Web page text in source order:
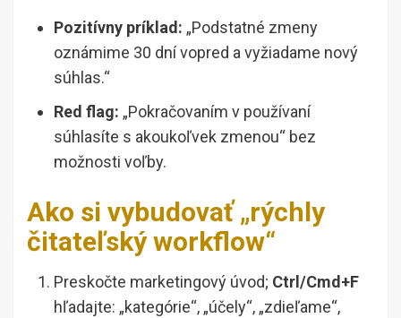
Pozitívny príklad: „Podstatné zmeny
oznámime 30 dní vopred a vyžiadame nový
súhlas.“
Red flag: „Pokračovaním v používaní
súhlasíte s akoukoľvek zmenou“ bez
možnosti voľby.
Ako si vybudovať „rýchly
čitateľský workflow“
Preskočte marketingový úvod; Ctrl/Cmd+F
hľadajte: „kategórie“, „účely“, „zdieľame“,